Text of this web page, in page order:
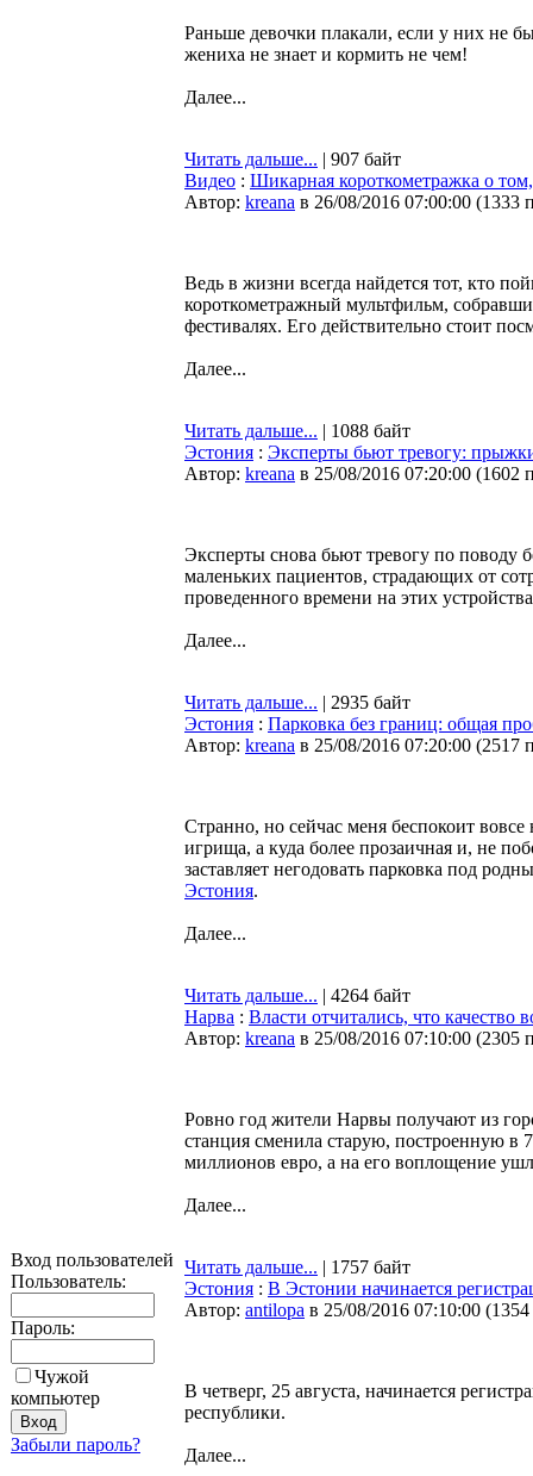
Вход пользователей
Пользователь:
Пароль:
Чужой
компьютер
Забыли пароль?
Раньше девочки плакали, если у них не
жениха не знает и кормить не чем!
Далее...
Читать дальше... | 907 байт
Видео : Шикарная короткометражка о
Автор: kreana в 26/08/2016 07:00:00 (1333
Ведь в жизни всегда найдется тот, кто
короткометражный мультфильм,
фестивалях. Его действительно стоит
Далее...
Читать дальше... | 1088 байт
Эстония : Эксперты бьют тревогу:
Автор: kreana в 25/08/2016 07:20:00 (1602
Эксперты снова бьют тревогу по поводу
маленьких пациентов, страдающих от
проведенного времени на этих
Далее...
Читать дальше... | 2935 байт
Эстония : Парковка без границ: общая
Автор: kreana в 25/08/2016 07:20:00 (2517
Странно, но сейчас меня беспокоит
игрища, а куда более прозаичная и, не
заставляет негодовать парковка под
Эстония.
Далее...
Читать дальше... | 4264 байт
Нарва : Власти отчитались, что качество
Автор: kreana в 25/08/2016 07:10:00 (2305
Ровно год жители Нарвы получают из
станция сменила старую, построенную в
миллионов евро, а на его воплощение
Далее...
Читать дальше... | 1757 байт
Эстония : В Эстонии начинается
Автор: antilopa в 25/08/2016 07:10:00 (
В четверг, 25 августа, начинается
республики.
Далее...